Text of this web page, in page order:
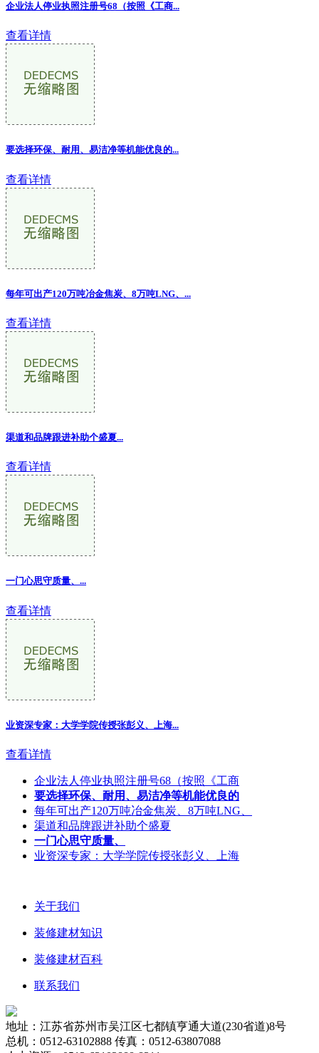
企业法人停业执照注册号68（按照《工商...
查看详情
要选择环保、耐用、易洁净等机能优良的...
查看详情
每年可出产120万吨冶金焦炭、8万吨LNG、...
查看详情
渠道和品牌跟进补助个盛夏...
查看详情
一门心思守质量、 ...
查看详情
业资深专家：大学学院传授张彭义、上海...
查看详情
企业法人停业执照注册号68（按照《工商
要选择环保、耐用、易洁净等机能优良的
每年可出产120万吨冶金焦炭、8万吨LNG、
渠道和品牌跟进补助个盛夏
一门心思守质量、
业资深专家：大学学院传授张彭义、上海
关于我们
装修建材知识
装修建材百科
联系我们
地址：江苏省苏州市吴江区七都镇亨通大道(230省道)8号
总机：0512-63102888 传真：0512-63807088